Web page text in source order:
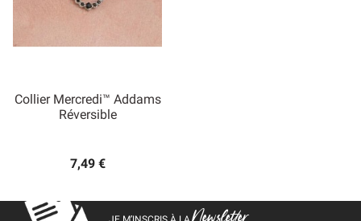
Collier Mercredi™ Addams
Réversible
7,49 €